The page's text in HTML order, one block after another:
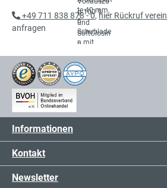
+49 711 838 878 - 0,hier Rückruf
anfragen
Informationen
Kontakt
Newsletter